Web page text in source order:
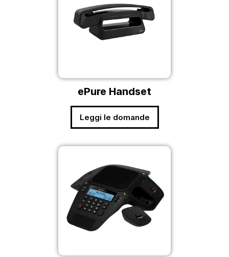
ePure Handset
Leggi le domande